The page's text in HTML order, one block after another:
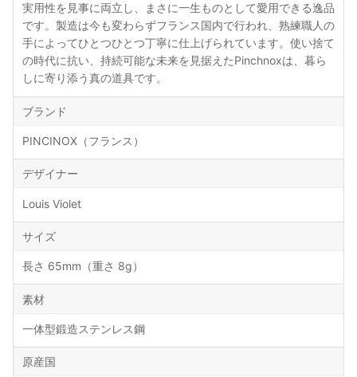
実用性を見事に両立し、まさに一生ものとして愛用できる逸品
です。製造は今も変わらずフランス国内で行われ、熟練職人の
手によってひとつひとつ丁寧に仕上げられています。使い捨て
の時代に抗い、持続可能な未来を見据えたPinchnoxは、暮ら
しに寄り添う真の道具です。
ブランド
PINCINOX（フランス）
デザイナー
Louis Violet
サイズ
長さ 65mm（重さ 8g）
素材
一体型鍛造ステンレス鋼
原産国